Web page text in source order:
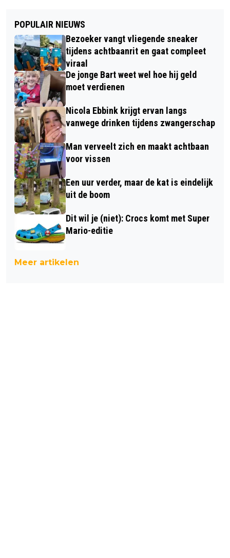
POPULAIR NIEUWS
Bezoeker vangt vliegende sneaker
tijdens achtbaanrit en gaat compleet
viraal
De jonge Bart weet wel hoe hij geld
moet verdienen
Nicola Ebbink krijgt ervan langs
vanwege drinken tijdens zwangerschap
Man verveelt zich en maakt achtbaan
voor vissen
Een uur verder, maar de kat is eindelijk
uit de boom
Dit wil je (niet): Crocs komt met Super
Mario-editie
Meer artikelen